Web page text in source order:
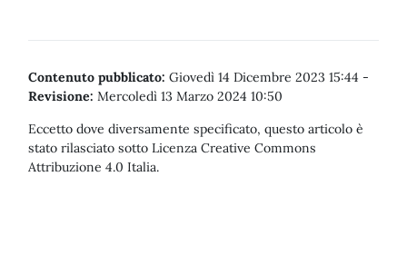
Contenuto pubblicato: Giovedì 14 Dicembre 2023 15:44 -
Revisione: Mercoledì 13 Marzo 2024 10:50
Eccetto dove diversamente specificato, questo articolo è
stato rilasciato sotto Licenza Creative Commons
Attribuzione 4.0 Italia.